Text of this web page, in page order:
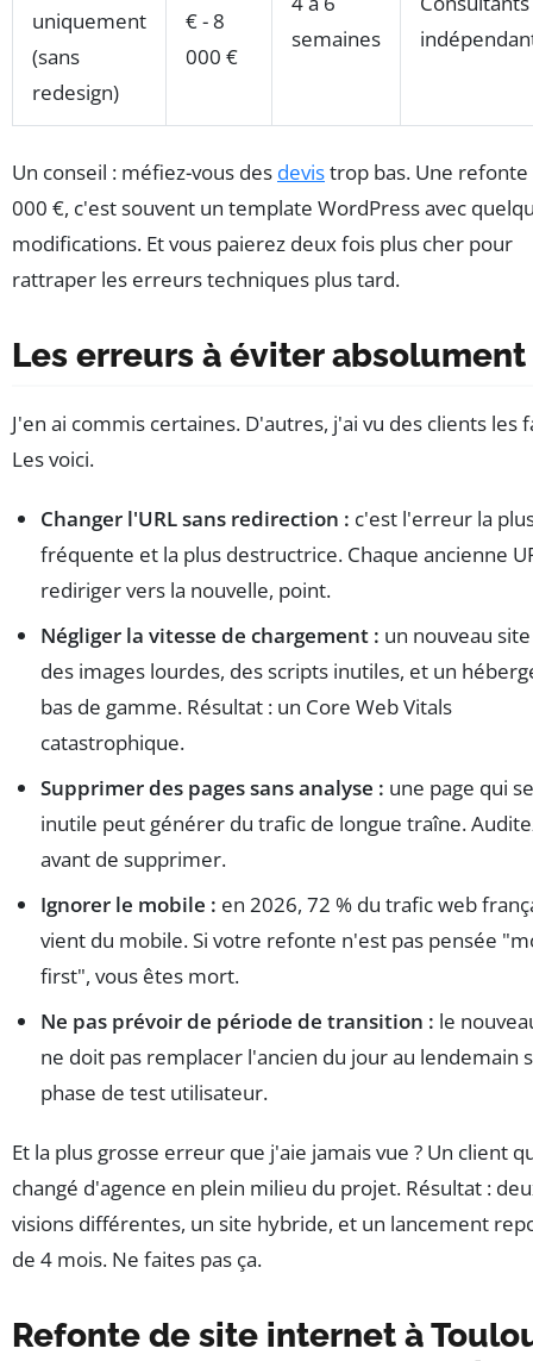
uniquement
(sans
redesign)
€ - 8
000 €
semaines
Un conseil : méfiez-vous des devistrop bas. Une refonte
000 €, c'est souvent un template WordPress avec
modifications. Et vous paierez deux fois plus cher pour
rattraper les erreurs techniques plus tard.
Les erreurs à éviter absolument
J'en ai commis certaines. D'autres, j'ai vu des clients les
Les voici.
Changer l'URL sans redirection : c'est l'erreur la
fréquente et la plus destructrice. Chaque ancienne
rediriger vers la nouvelle, point.
Négliger la vitesse de chargement : un nouveau
des images lourdes, des scripts inutiles, et un
bas de gamme. Résultat : un Core Web Vitals
catastrophique.
Supprimer des pages sans analyse : une page qui
inutile peut générer du trafic de longue traîne.
avant de supprimer.
Ignorer le mobile : en 2026, 72 % du trafic web
vient du mobile. Si votre refonte n'est pas pensée
first", vous êtes mort.
Ne pas prévoir de période de transition : le
ne doit pas remplacer l'ancien du jour au lendemain
phase de test utilisateur.
Et la plus grosse erreur que j'aie jamais vue ? Un client
changé d'agence en plein milieu du projet. Résultat :
visions différentes, un site hybride, et un lancement
de 4 mois. Ne faites pas ça.
Refonte de site internet à